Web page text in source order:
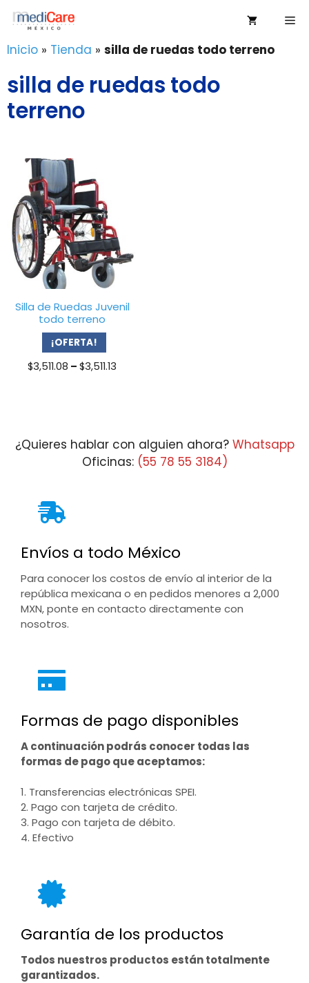
Saltar
contenido
Inicio » Tienda » silla de ruedas todo terreno
silla de ruedas todo
terreno
Silla de Ruedas Juvenil
todo terreno
¡OFERTA!
$3,511.08 – $3,511.13
¿Quieres hablar con alguien ahora? Whatsapp
Oficinas: (55 78 55 3184)
Envíos a todo México
Para conocer los costos de envío al interior de la
república mexicana o en pedidos menores a 2,000
MXN, ponte en contacto directamente con
nosotros.
Formas de pago disponibles
A continuación podrás conocer todas las
formas de pago que aceptamos:
1. Transferencias electrónicas SPEI.
2. Pago con tarjeta de crédito.
3. Pago con tarjeta de débito.
4. Efectivo
Garantía de los productos
Todos nuestros productos están totalmente
garantizados.